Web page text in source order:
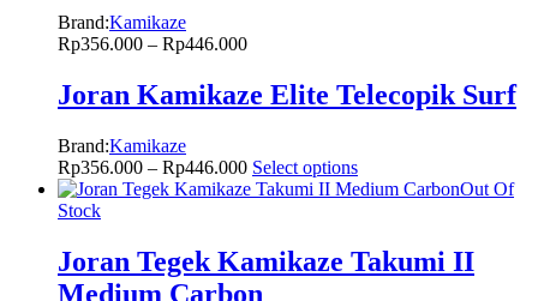
Brand:Kamikaze
Rp356.000 – Rp446.000
Joran Kamikaze Elite Telecopik Surf
Brand:Kamikaze
Rp356.000 – Rp446.000 Select options
Out Of
Stock
Joran Tegek Kamikaze Takumi II
Medium Carbon